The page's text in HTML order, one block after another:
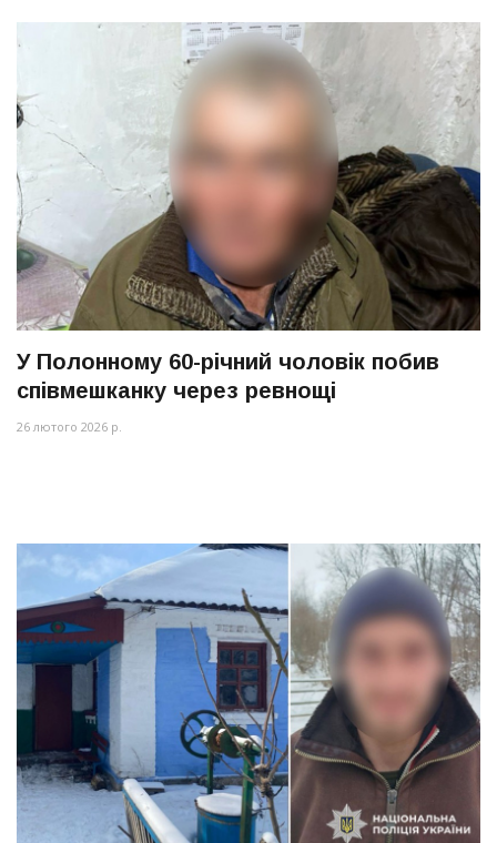
У Полонному 60-річний чоловік побив
співмешканку через ревнощі
26 лютого 2026 р.